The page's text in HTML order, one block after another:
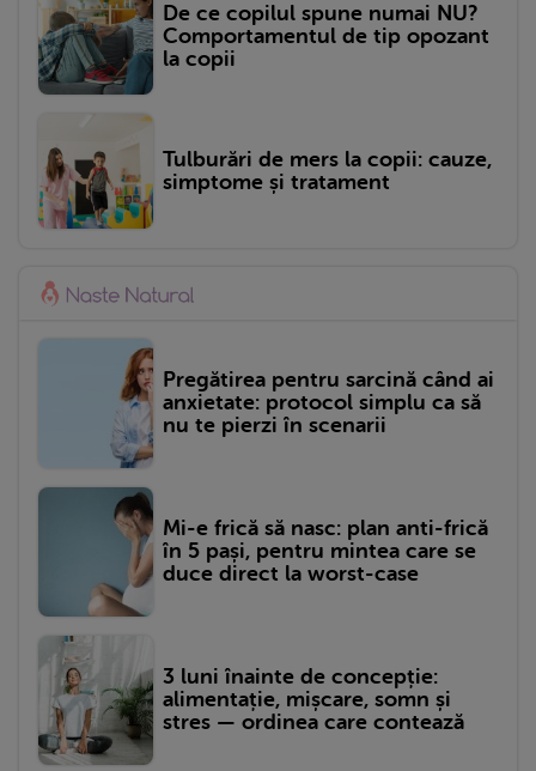
De ce copilul spune numai NU?
Comportamentul de tip opozant
la copii
Tulburări de mers la copii: cauze,
simptome și tratament
Pregătirea pentru sarcină când ai
anxietate: protocol simplu ca să
nu te pierzi în scenarii
Mi-e frică să nasc: plan anti-frică
în 5 pași, pentru mintea care se
duce direct la worst-case
3 luni înainte de concepție:
alimentație, mișcare, somn și
stres — ordinea care contează